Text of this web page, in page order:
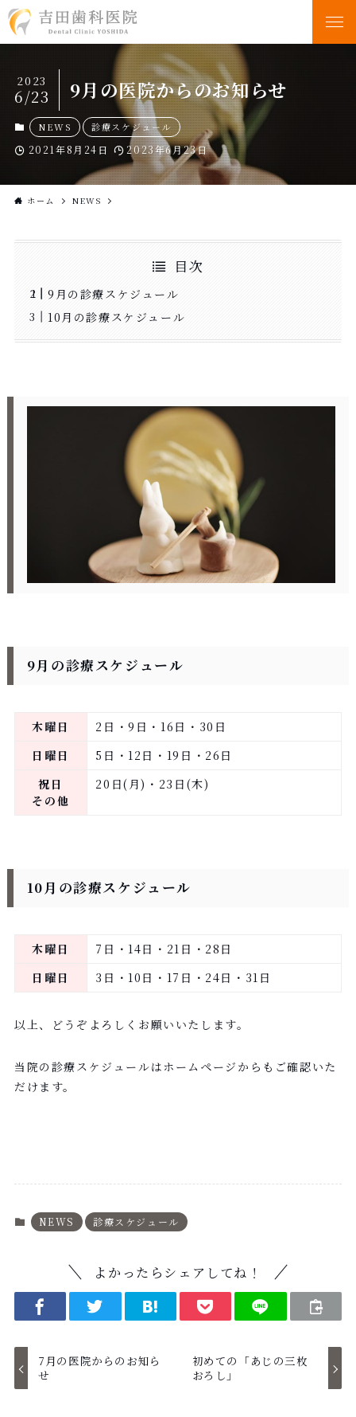
9月の医院からのお知らせ
2023
6/23
NEWS 診療スケジュール
2021年8月24日 2023年6月23日
ホーム NEWS
目次
9月の診療スケジュール
10月の診療スケジュール
9月の診療スケジュール
木曜日
2日・9日・16日・30日
日曜日
5日・12日・19日・26日
祝日
その他
20日(月)・23日(木)
10月の診療スケジュール
木曜日
7日・14日・21日・28日
日曜日
3日・10日・17日・24日・31日
以上、どうぞよろしくお願いいたします。
当院の診療スケジュールはホームページからもご確認いた
だけます。
NEWS 診療スケジュール
よかったらシェアしてね！
7月の医院からのお知ら
せ
初めての「あじの三枚
おろし」